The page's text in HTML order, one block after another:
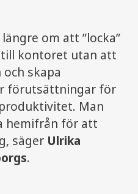
om att ”locka”
kontoret utan att
skapa
förutsättningar för
Man
hemifrån för att
säger Ulrika
.